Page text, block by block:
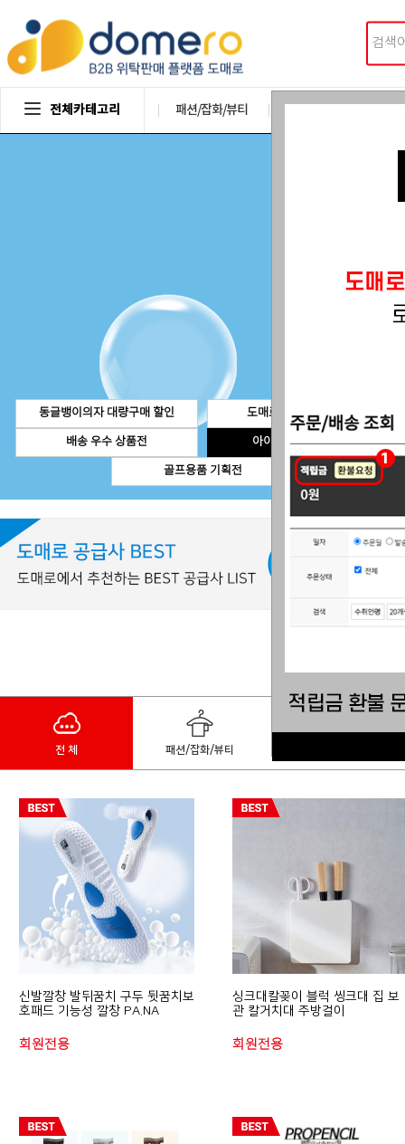
전체카테고리 패션/잡화/뷰티
동글뱅이의자 대량구매 할인 도매로 직수입 상품전
배송 우수 상품전 아이시스 입점 기념
골프용품 기획전
전 체 패션/잡화/뷰티
신발깔창 발뒤꿈치 구두 뒷꿈치보
호패드 기능성 깔창 PA.NA
회원전용
싱크대칼꽂이 블럭 씽크대 집 보
관 칼거치대 주방걸이
회원전용